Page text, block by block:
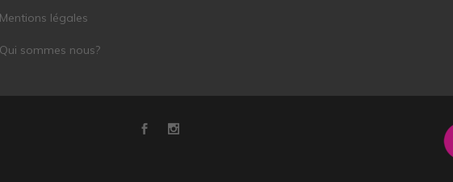
Mentions légales
Qui sommes nous?